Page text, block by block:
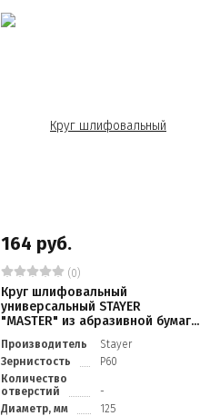
164 руб.
(0)
Круг шлифовальный
универсальный STAYER
"MASTER" из абразивной бумаг...
Производитель
Stayer
Зернистость
Р60
Количество
отверстий
-
Диаметр, мм
125